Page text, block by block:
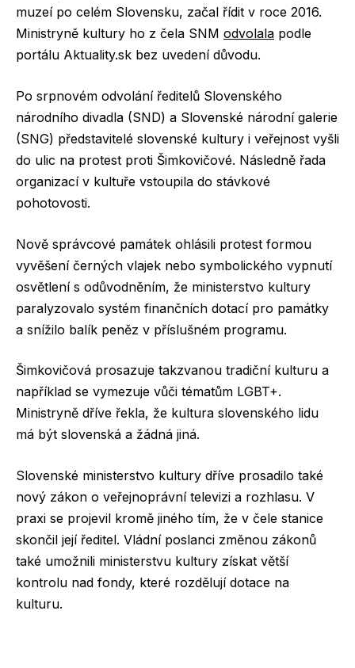
muzeí po celém Slovensku, začal řídit v roce 2016.
Ministryně kultury ho z čela SNM odvolala podle
portálu Aktuality.sk bez uvedení důvodu.
Po srpnovém odvolání ředitelů Slovenského
národního divadla (SND) a Slovenské národní galerie
(SNG) představitelé slovenské kultury i veřejnost vyšli
do ulic na protest proti Šimkovičové. Následně řada
organizací v kultuře vstoupila do stávkové
pohotovosti.
Nově správcové památek ohlásili protest formou
vyvěšení černých vlajek nebo symbolického vypnutí
osvětlení s odůvodněním, že ministerstvo kultury
paralyzovalo systém finančních dotací pro památky
a snížilo balík peněz v příslušném programu.
Šimkovičová prosazuje takzvanou tradiční kulturu a
například se vymezuje vůči tématům LGBT+.
Ministryně dříve řekla, že kultura slovenského lidu
má být slovenská a žádná jiná.
Slovenské ministerstvo kultury dříve prosadilo také
nový zákon o veřejnoprávní televizi a rozhlasu. V
praxi se projevil kromě jiného tím, že v čele stanice
skončil její ředitel. Vládní poslanci změnou zákonů
také umožnili ministerstvu kultury získat větší
kontrolu nad fondy, které rozdělují dotace na
kulturu.